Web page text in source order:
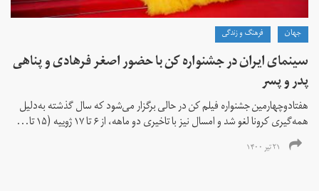
جهان فرهنگ و زندگی
سینمای ایران در جشنواره کن با حضور اصغر فرهادی و پناهی
پدر و پسر
هفتادوچهارمین جشنواره فیلم کن در حالی برگزار می‌شود که سال گذشته به‌دلیل
همه‌گیری کرونا لغو شد و امسال نیز با تاخیری دو ماهه، از ۶ تا ۱۷ ژوییه (۱۵ تا...
۲۱ تیر ۱۴۰۰